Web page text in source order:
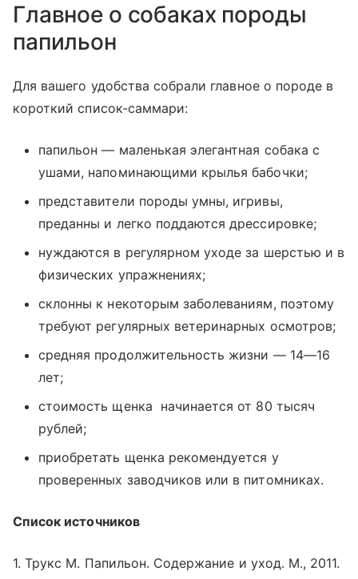
Главное о собаках породы
папильон
Для вашего удобства собрали главное о породе в
короткий список-саммари:
папильон — маленькая элегантная собака с
ушами, напоминающими крылья бабочки;
представители породы умны, игривы,
преданны и легко поддаются дрессировке;
нуждаются в регулярном уходе за шерстью и в
физических упражнениях;
склонны к некоторым заболеваниям, поэтому
требуют регулярных ветеринарных осмотров;
средняя продолжительность жизни — 14—16
лет;
стоимость щенка начинается от 80 тысяч
рублей;
приобретать щенка рекомендуется у
проверенных заводчиков или в питомниках.
Список источников
1. Трукс М. Папильон. Содержание и уход. М., 2011.